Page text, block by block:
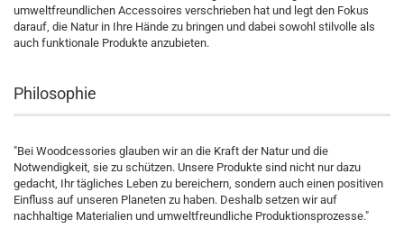
umweltfreundlichen Accessoires verschrieben hat und legt den Fokus
darauf, die Natur in Ihre Hände zu bringen und dabei sowohl stilvolle als
auch funktionale Produkte anzubieten.
Philosophie
"Bei Woodcessories glauben wir an die Kraft der Natur und die
Notwendigkeit, sie zu schützen. Unsere Produkte sind nicht nur dazu
gedacht, Ihr tägliches Leben zu bereichern, sondern auch einen positiven
Einfluss auf unseren Planeten zu haben. Deshalb setzen wir auf
nachhaltige Materialien und umweltfreundliche Produktionsprozesse."